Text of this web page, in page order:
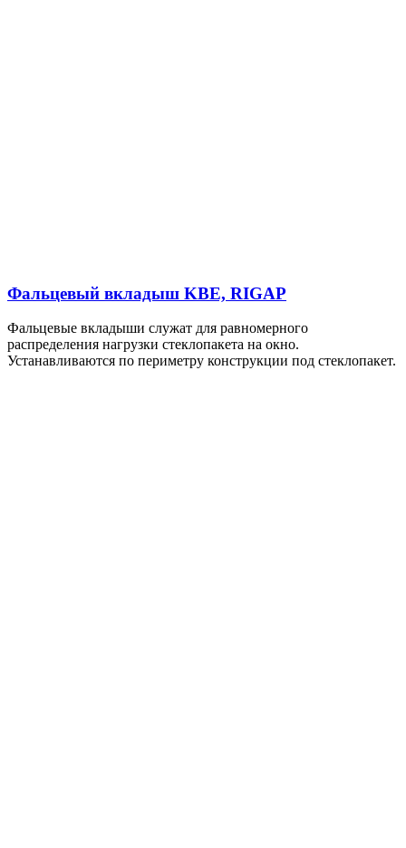
Фальцевый вкладыш KBE, RIGAP
Фальцевые вкладыши служат для равномерного
распределения нагрузки стеклопакета на окно.
Устанавливаются по периметру конструкции под стеклопакет.